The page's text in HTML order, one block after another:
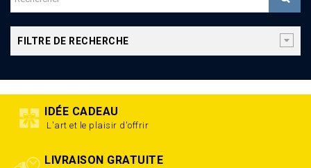
FILTRE DE RECHERCHE
IDÉE CADEAU
L'art et le plaisir d'offrir
LIVRAISON GRATUITE